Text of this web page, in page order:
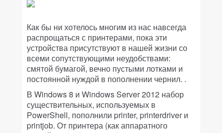
Как бы ни хотелось многим из нас навсегда
распрощаться с принтерами, пока эти
устройства присутствуют в нашей жизни со
всеми сопутствующими неудобствами:
смятой бумагой, вечно пустыми лотками и
постоянной нуждой в пополнении чернил. .
В Windows 8 и Windows Server 2012 набор
существительных, используемых в
PowerShell, пополнили printer, printerdriver и
printjob. От принтера (как аппаратного